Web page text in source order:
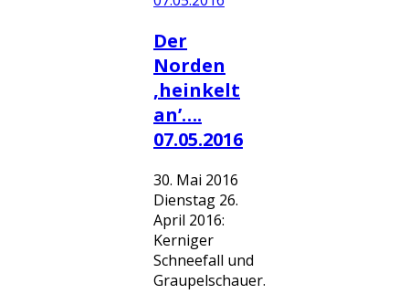
Der
Norden
‚heinkelt
an’….
07.05.2016
30. Mai 2016
Dienstag 26.
April 2016:
Kerniger
Schneefall und
Graupelschauer.